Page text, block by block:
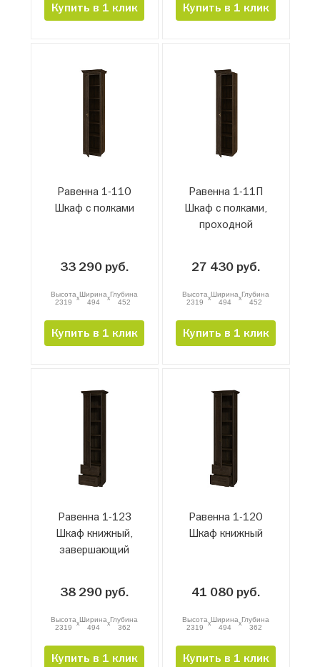
Купить в 1 клик Купить в 1 клик
Равенна 1-11О
Шкаф с полками
33 290 руб.
Высота
2319
xШирина
494
xГлубина
452
Купить в 1 клик
Равенна 1-11П
Шкаф с полками,
проходной
27 430 руб.
Высота
2319
xШирина
494
xГлубина
452
Купить в 1 клик
Равенна 1-12З
Шкаф книжный,
завершающий
38 290 руб.
Высота
2319
xШирина
494
xГлубина
362
Купить в 1 клик
Равенна 1-12О
Шкаф книжный
41 080 руб.
Высота
2319
xШирина
494
xГлубина
362
Купить в 1 клик